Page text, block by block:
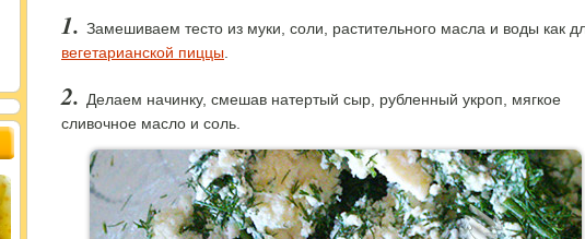
Замешиваем тесто из муки, соли, растительного масла и воды как
вегетарианской пиццы
Делаем начинку, смешав натертый сыр, рубленный укроп, мягкое
сливочное масло и соль.